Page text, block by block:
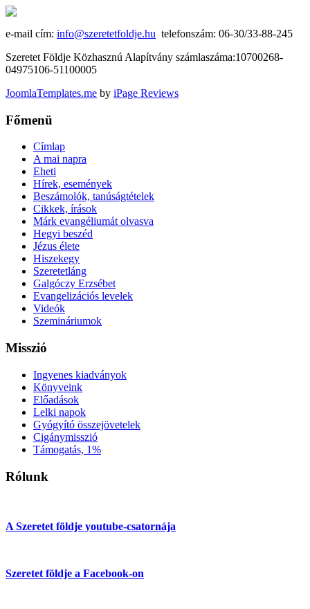
e-mail cím: info@szeretetfoldje.hu telefonszám: 06-30/33-88-245
Szeretet Földje Közhasznú Alapítvány számlaszáma:10700268-
04975106-51100005
JoomlaTemplates.me by iPage Reviews
Főmenü
Címlap
A mai napra
Eheti
Hírek, események
Beszámolók, tanúságtételek
Cikkek, írások
Márk evangéliumát olvasva
Hegyi beszéd
Jézus élete
Hiszekegy
Szeretetláng
Galgóczy Erzsébet
Evangelizációs levelek
Videók
Szemináriumok
Misszió
Ingyenes kiadványok
Könyveink
Előadások
Lelki napok
Gyógyító összejövetelek
Cigánymisszió
Támogatás, 1%
Rólunk
A Szeretet földje youtube-csatornája
Szeretet földje a Facebook-on